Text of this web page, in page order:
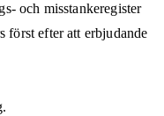
och misstankeregister
först efter att erbjudande